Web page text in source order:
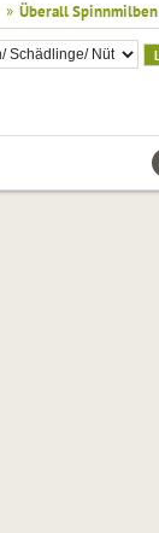
» Überall Spinnmilben